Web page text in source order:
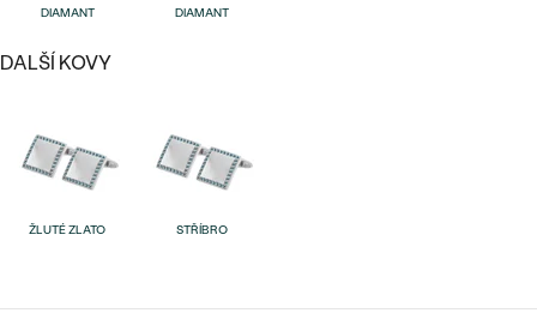
Wave kolekce
DIAMANTY
Personalizované
přívěsky
Nejprodávanější
DIAMANT DIAMANT
DALŠÍ KOVY
ŽLUTÉ ZLATO STŘÍBRO